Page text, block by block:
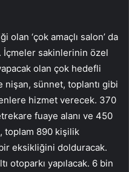
‘çok amaçlı salon’ da
sakinlerinin özel
olan çok hedefli
nişan, sünnet, toplantı gibi
hizmet verecek. 370
fuaye alanı ve 450
toplam 890 kişilik
eksikliğini dolduracak.
otoparkı yapılacak. 6 bin